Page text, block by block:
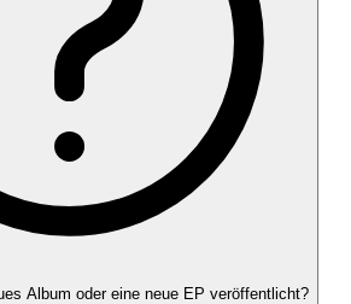
Album oder eine neue EP veröffentlicht?